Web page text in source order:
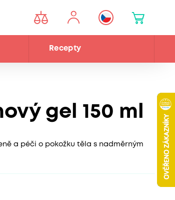
Recepty
gel 150 ml
a péči o pokožku těla s nadměrným